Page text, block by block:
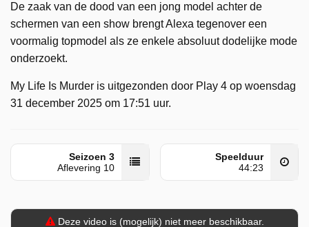
De zaak van de dood van een jong model achter de
schermen van een show brengt Alexa tegenover een
voormalig topmodel als ze enkele absoluut dodelijke mode
onderzoekt.
My Life Is Murder is uitgezonden door Play 4 op woensdag
31 december 2025 om 17:51 uur.
Seizoen 3
Aflevering 10
Speelduur
44:23
Deze video is (mogelijk) niet meer beschikbaar.